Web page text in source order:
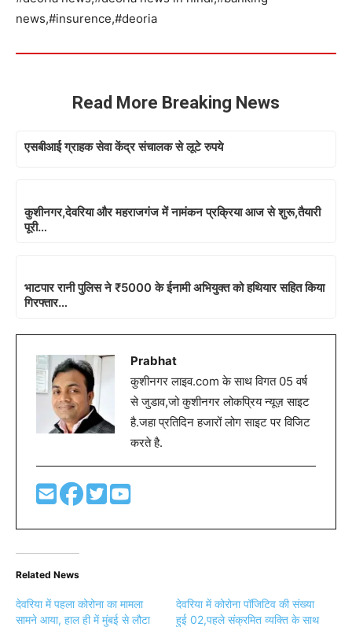
news,#insurence,#deoria
Read More Breaking News
एसबीआई ग्राहक सेवा केंद्र संचालक से लूटे रुपये
कुशीनगर,देवरिया और महराजगंज में नामंकन प्रक्रिया आज से शुरू,तैयारी
पूरी…
भाटपार रानी पुलिस ने ₹5000 के ईनामी अभियुक्त को हथियार सहित किया
गिरफ्तार…
Prabhat
कुशीनगर लाइव.com के साथ विगत 05 वर्ष
से जुडाव,जो कुशीनगर लोकप्रिय न्यूज़ साइट
है.जहा प्रतिदिन हजारों लोग साइट पर विजिट
करते है.
Related News
देवरिया में पहला कोरोना का मामला
सामने आया, हाल ही में मुंबई से लौटा
देवरिया में कोरोना पॉजिटिव की संख्या
हुई 02,पहले संक्रमित व्यक्ति के साथ